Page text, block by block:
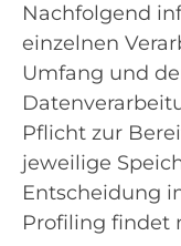
Nachfolgend
einzelnen
Umfang und
Pflicht zur
jeweilige
Entscheidung
Profiling findet